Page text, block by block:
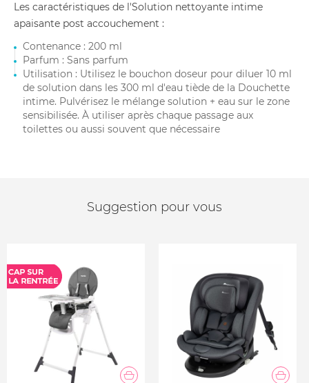
Les caractéristiques de l'Solution nettoyante intime
apaisante post accouchement :
Contenance : 200 ml
Parfum : Sans parfum
Utilisation : Utilisez le bouchon doseur pour diluer 10 ml
de solution dans les 300 ml d'eau tiède de la Douchette
intime. Pulvérisez le mélange solution + eau sur le zone
sensibilisée. À utiliser après chaque passage aux
toilettes ou aussi souvent que nécessaire
Suggestion pour vous